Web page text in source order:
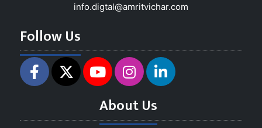
info.digtal@amritvichar.com
Follow Us
About Us